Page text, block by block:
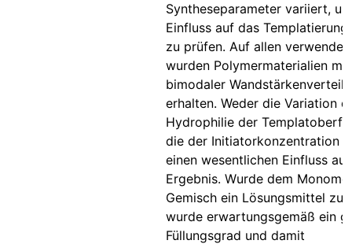
Syntheseparameter variiert,
Einfluss auf das
zu prüfen. Auf allen
wurden Polymermaterialien mit
bimodaler
erhalten. Weder die Variation
Hydrophilie der
die der Initiatorkonzentration
einen wesentlichen Einfluss
Ergebnis. Wurde dem
Gemisch ein Lösungsmittel
wurde erwartungsgemäß ein
Füllungsgrad und damit